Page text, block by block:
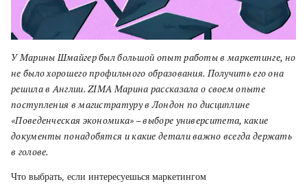
У Марины Шмайгер был большой опыт работы в маркетинге, но
не было хорошего профильного образования. Получить его она
решила в Англии. ZIMA Марина рассказала о своем опыте
поступления в магистратуру в Лондон по дисциплине
«Поведенческая экономика» – выборе университета, какие
документы понадобятся и какие детали важно всегда держать
в голове.
Что выбрать, если интересуешься маркетингом